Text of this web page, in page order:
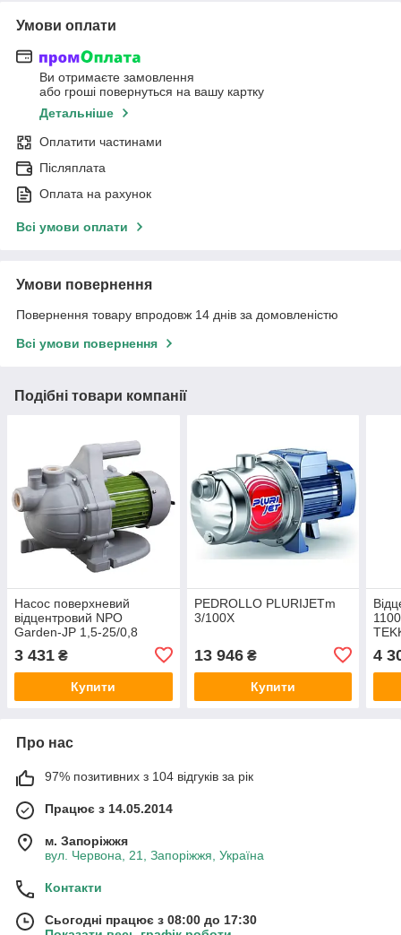
Умови оплати
Ви отримаєте замовлення
або гроші повернуться на вашу картку
Детальніше
Оплатити частинами
Післяплата
Оплата на рахунок
Всі умови оплати
Умови повернення
Повернення товару впродовж 14 днів за домовленістю
Всі умови повернення
Подібні товари компанії
Насос поверхневий
відцентровий NPO
Garden-JP 1,5-25/0,8
3 431 ₴
Купити
PEDROLLO PLURIJETm
3/100X
13 946₴
Купити
4
Про нас
97% позитивних з 104 відгуків за рік
Працює з 14.05.2014
м. Запоріжжя
вул. Червона, 21, Запоріжжя, Україна
Контакти
Сьогодні працює з 08:00 до 17:30